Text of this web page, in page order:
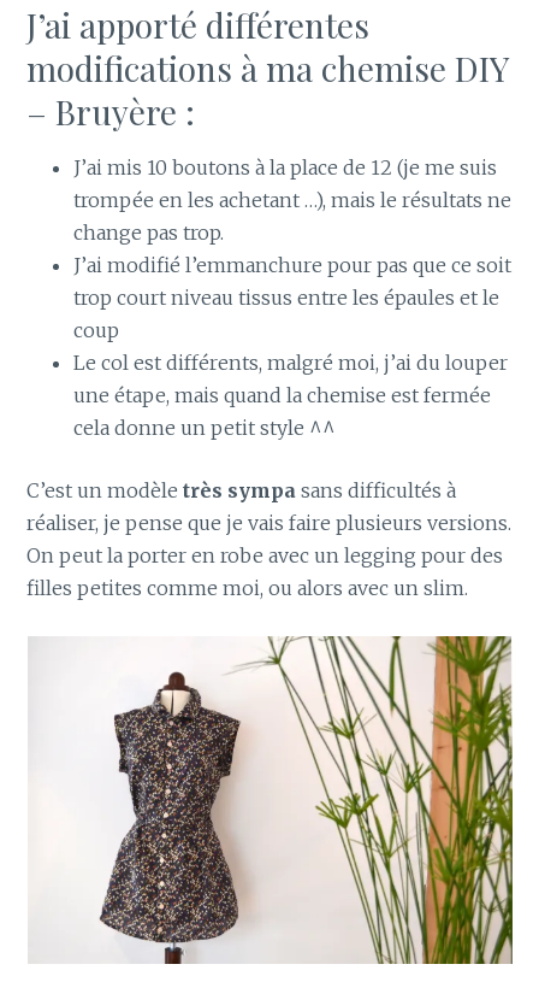
J’ai apporté différentes
modifications à ma chemise DIY
– Bruyère :
J’ai mis 10 boutons à la place de 12 (je me suis
trompée en les achetant …), mais le résultats ne
change pas trop.
J’ai modifié l’emmanchure pour pas que ce soit
trop court niveau tissus entre les épaules et le
coup
Le col est différents, malgré moi, j’ai du louper
une étape, mais quand la chemise est fermée
cela donne un petit style ^^
C’est un modèletrès sympa sans difficultés à
réaliser, je pense que je vais faire plusieurs versions.
On peut la porter en robe avec un legging pour des
filles petites comme moi, ou alors avec un slim.